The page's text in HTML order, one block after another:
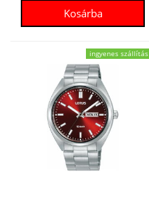
ingyenes szállítás